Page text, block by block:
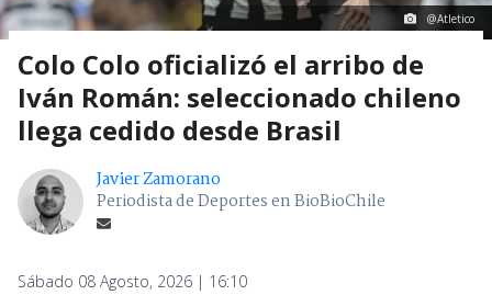
@Atletico
Colo Colo oficializó el arribo de
Iván Román: seleccionado chileno
llega cedido desde Brasil
Javier Zamorano
Periodista de Deportes en BioBioChile
Sábado 08 Agosto, 2026 | 16:10